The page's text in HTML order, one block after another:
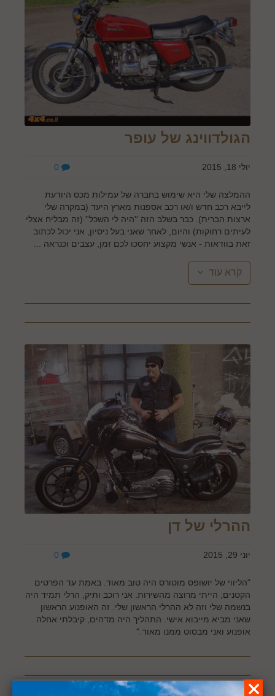
הגולדווינג של עופר
יולי 18, 2015
ההמלצה שלי היא שימוש בחברה של עמילות מכס היודעת
לייבא רכב חדש ו/או רכב אספנות מארץ היעד (במקרה שלי
ארצות הברית). כבר בשלב הזה ''היה לי השכל'' (זה מבליח אצלי
לעיתים רחוקות) והיום, לאחר שאני בעל ניסיון, אני יכול לכתוב
זאת בוודאות - אנשי מקצוע יחסכו לכם זמן, עצבים וכנראה ...
קרא עוד
ההרלי של דן
יוני 29, 2015
"הליווי של יושופס מוטורס היה טוב מאוד. באמת עד הפרטים
הקטנים, הייתי מרוצה מהשירות. אני רוכב ותיק, הרלי תמיד היה
בנשמה שלי וזה לא ההרלי הראשון שלי. זה האופנוע הראשון
שאני מביא מייבוא אישי. התהליך היה מדהים, קיבלתי אחלה
אופנוע ואני מבסוט ממנו מאוד."